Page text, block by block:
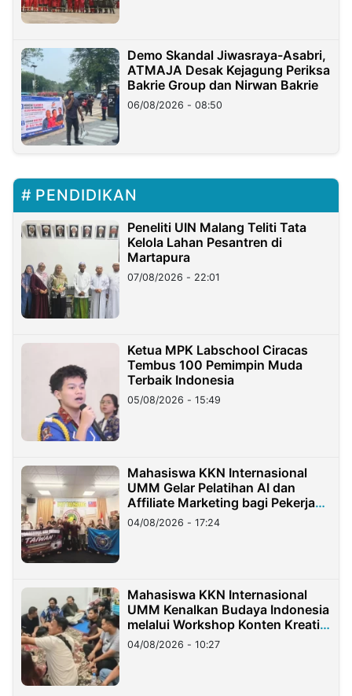
Demo Skandal Jiwasraya-Asabri,
ATMAJA Desak Kejagung Periksa
Bakrie Group dan Nirwan Bakrie
06/08/2026 - 08:50
PENDIDIKAN
Peneliti UIN Malang Teliti Tata
Kelola Lahan Pesantren di
Martapura
07/08/2026 - 22:01
Ketua MPK Labschool Ciracas
Tembus 100 Pemimpin Muda
Terbaik Indonesia
05/08/2026 - 15:49
Mahasiswa KKN Internasional
UMM Gelar Pelatihan AI dan
Affiliate Marketing bagi Pekerja
Migran Indonesia di Taiwan
04/08/2026 - 17:24
Mahasiswa KKN Internasional
UMM Kenalkan Budaya Indonesia
melalui Workshop Konten Kreatif
di Taiwan
04/08/2026 - 10:27